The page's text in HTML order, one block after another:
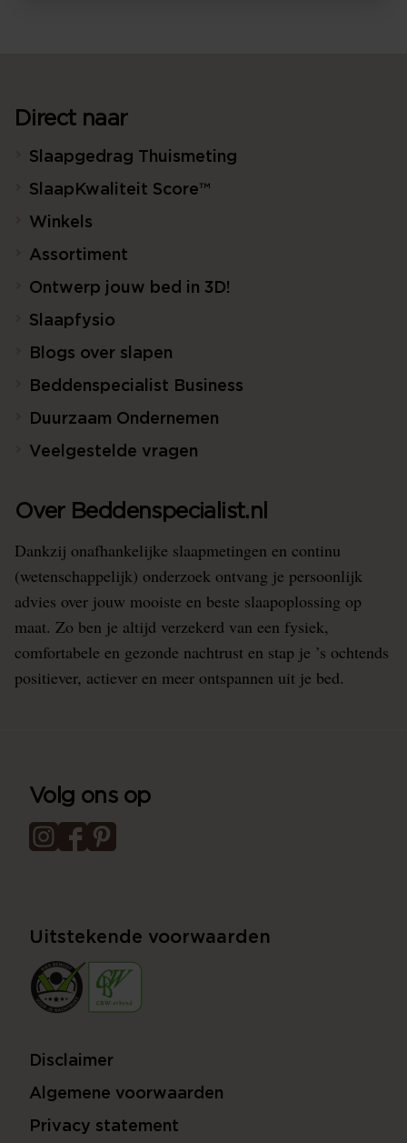
Direct naar
Slaapgedrag Thuismeting
SlaapKwaliteit Score™
Winkels
Assortiment
Ontwerp jouw bed in 3D!
Slaapfysio
Blogs over slapen
Beddenspecialist Business
Duurzaam Ondernemen
Veelgestelde vragen
Over Beddenspecialist.nl
Dankzij onafhankelijke slaapmetingen en continu
(wetenschappelijk) onderzoek ontvang je persoonlijk
advies over jouw mooiste en beste slaapoplossing op
maat. Zo ben je altijd verzekerd van een fysiek,
comfortabele en gezonde nachtrust en stap je ’s ochtends
positiever, actiever en meer ontspannen uit je bed.
Volg ons op
Uitstekende voorwaarden
Disclaimer
Algemene voorwaarden
Privacy statement